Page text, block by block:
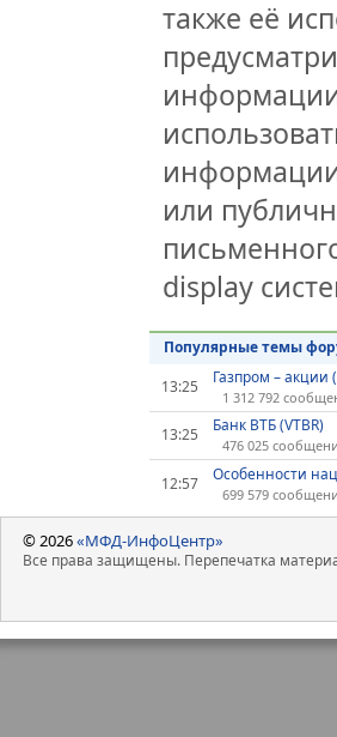
также её
или
display
Популярные темы
13:25
Газпром – акции
1 312 792
13:25 Банк ВТБ (VTBR)
476 025
12:57 Особенности
699 579
© 2026«МФД-ИнфоЦентр»
Все права защищены. Перепечатка